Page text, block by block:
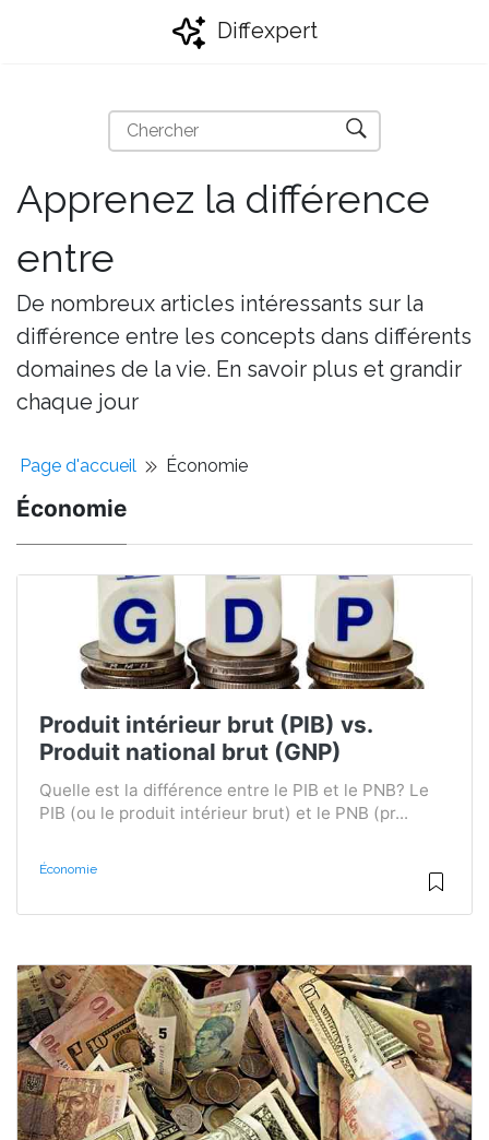
Diffexpert
Apprenez la différence
entre
De nombreux articles intéressants sur la
différence entre les concepts dans différents
domaines de la vie. En savoir plus et grandir
chaque jour
Page d'accueil Économie
Économie
Produit intérieur brut (PIB) vs.
Produit national brut (GNP)
Quelle est la différence entre le PIB et le PNB? Le
PIB (ou le produit intérieur brut) et le PNB (pr...
Économie